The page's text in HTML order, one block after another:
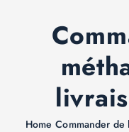
Home Commander